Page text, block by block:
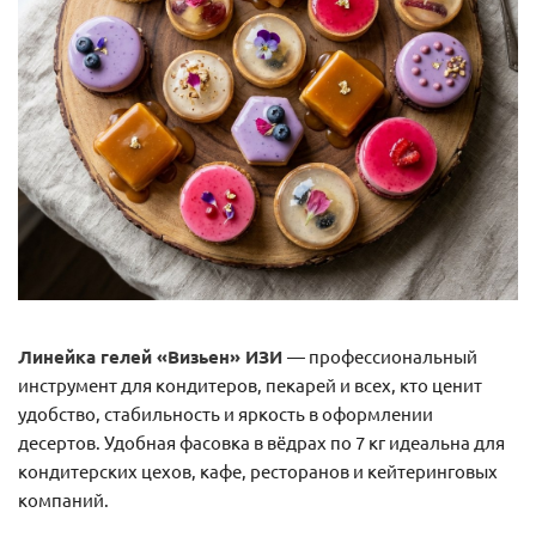
Линейка гелей «Визьен» ИЗИ — профессиональный
инструмент для кондитеров, пекарей и всех, кто ценит
удобство, стабильность и яркость в оформлении
десертов. Удобная фасовка в вёдрах по 7 кг идеальна для
кондитерских цехов, кафе, ресторанов и кейтеринговых
компаний.